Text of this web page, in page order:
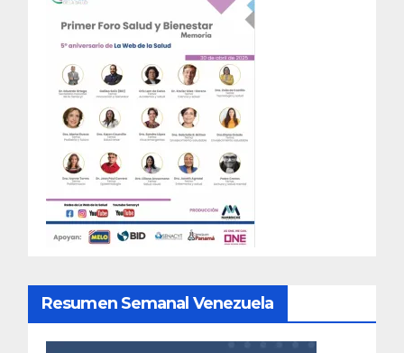
Resumen Semanal Venezuela